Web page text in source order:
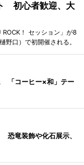
初心者歓迎、大
！ セッション」が8
野口）で初開催される。
「コーヒー×和」テー
恐竜装飾や化石展示、